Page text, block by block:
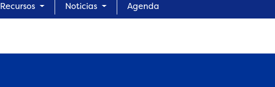
Recursos Noticias Agenda